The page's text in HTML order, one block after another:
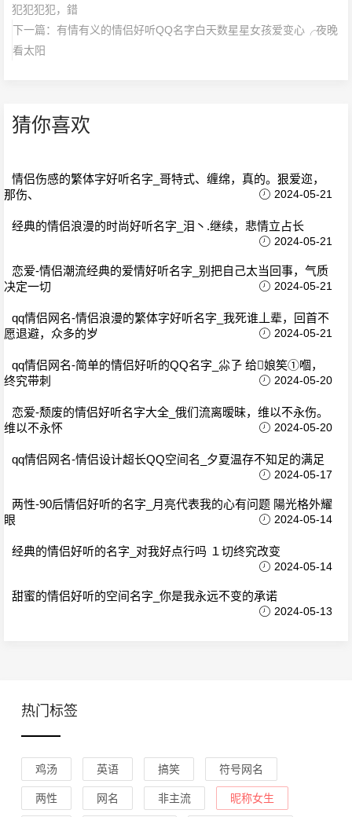
犯犯犯犯，錯
下一篇： 有情有义的情侣好听QQ名字白天数星星女孩爱变心╭夜晚
看太阳
猜你喜欢
情侣伤感的繁体字好听名字_哥特式、缠绵，真的。狠爱迩，
那伤、
2024-05-21
经典的情侣浪漫的时尚好听名字_泪丶.继续，悲情立占长
2024-05-21
恋爱-情侣潮流经典的爱情好听名字_别把自己太当回事，气质
决定一切
2024-05-21
qq情侣网名-情侣浪漫的繁体字好听名字_我死谁丄辈，回首不
愿退避，众多的岁
2024-05-21
qq情侣网名-简单的情侣好听的QQ名字_尛孒 给娘笶①嗰，
终究带刺
2024-05-20
恋爱-颓废的情侣好听名字大全_俄们流离暧昧，维以不永伤。
维以不永怀
2024-05-20
qq情侣网名-情侣设计超长QQ空间名_夕夏温存不知足的满足
2024-05-17
两性-90后情侣好听的名字_月亮代表我的心有问题 陽光格外耀
眼
2024-05-14
经典的情侣好听的名字_对我好点行吗 １切终究改变
2024-05-14
甜蜜的情侣好听的空间名字_你是我永远不变的承诺
2024-05-13
热门标签
鸡汤 英语 搞笑 符号网名
两性 网名 非主流 昵称女生